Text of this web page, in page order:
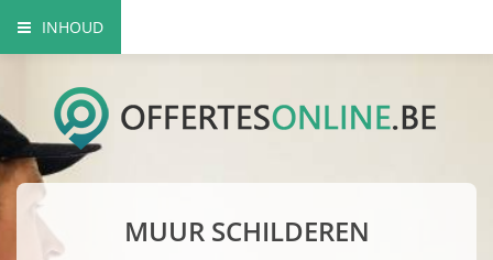
INHOUD
Mogelijke verfsoorten
Hoe gaat een schilder te werk?
MUUR SCHILDEREN